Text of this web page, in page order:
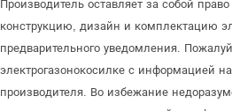
Производитель оставляет за собой
конструкцию, дизайн и комплектацию
предварительного уведомления.
электрогазонокосилке с информацией
производителя. Во избежание